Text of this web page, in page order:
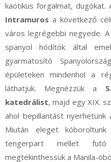
kaotikus forgalmat, dugókat.
Intramuros a következő
város legrégebbi negyede.
spanyol hódítók által
gyarmatosító
épületeken mindenhol a
láthatjuk. Megnézzük a
katedrálist, majd egy XIX.
ahol bepillantást
Miután eleget
tengerpart mellet
megtekinthessük a Manila-